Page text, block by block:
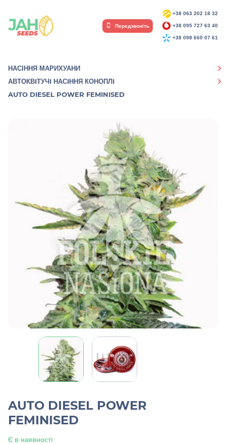
+38 063 202 18 32
+38 095 727 63 40
+38 098 660 07 61
Передзвоніть
НАСІННЯ МАРИХУАНИ
АВТОКВIТУЧI НАСIННЯ КОНОПЛI
AUTO DIESEL POWER FEMINISED
AUTO DIESEL POWER
FEMINISED
Є в наявності